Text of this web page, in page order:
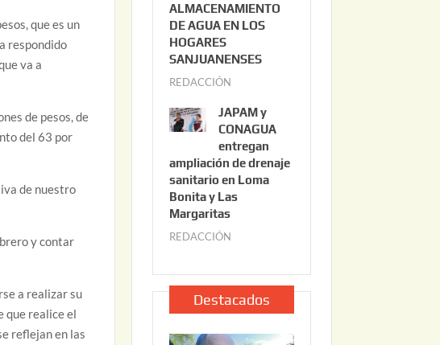
que es un
respondido
va a
de pesos, de
del 63 por
de nuestro
y contar
a realizar su
que realice el
reflejan en las
0
ALMACENAMIENTO
DE AGUA EN LOS
HOGARES
SANJUANENSES
REDACCIÓN
l
i
o
2
2
2
6
JAPAM y
CONAGUA
entregan
ampliación de drenaje
sanitario en Loma
Bonita y Las
Margaritas
REDACCIÓN
l
i
o
2
Destacados